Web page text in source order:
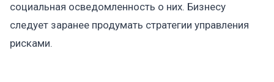
социальная осведомленность о них. Бизнесу
следует заранее продумать стратегии управления
рисками.